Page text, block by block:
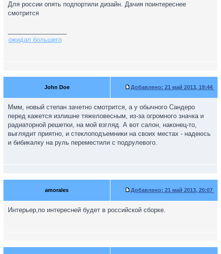
Для россии опять подпортили дизайн. Дачия поинтереснее
смотрится
ожидал большего
John Doe Добавлено: 21 май 2013, 19:44
Ммм, новый степан зачетно смотрится, а у обычного Сандеро
перед кажется излишне тяжеловесным, из-за огромного значка и
радиаторной решетки, на мой взгляд. А вот салон, наконец-то,
выглядит приятно, и стеклоподъемники на своих местах - надеюсь
и бибикалку на руль переместили с подрулевого.
amorales Добавлено: 21 май 2013, 20:07
Интерьер,по интересней будет в российской сборке.